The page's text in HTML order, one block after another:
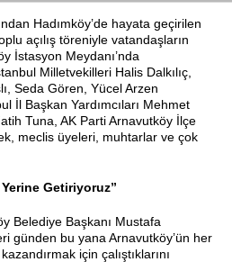
Hadımköy’de hayata geçirilen
açılış töreniyle vatandaşların
İstasyon Meydanı’nda
Milletvekilleri Halis Dalkılıç,
Seda Gören, Yücel Arzen
İl Başkan Yardımcıları Mehmet
Tuna, AK Parti Arnavutköy İlçe
meclis üyeleri, muhtarlar ve çok
Getiriyoruz”
Belediye Başkanı Mustafa
günden bu yana Arnavutköy’ün her
için çalıştıklarını